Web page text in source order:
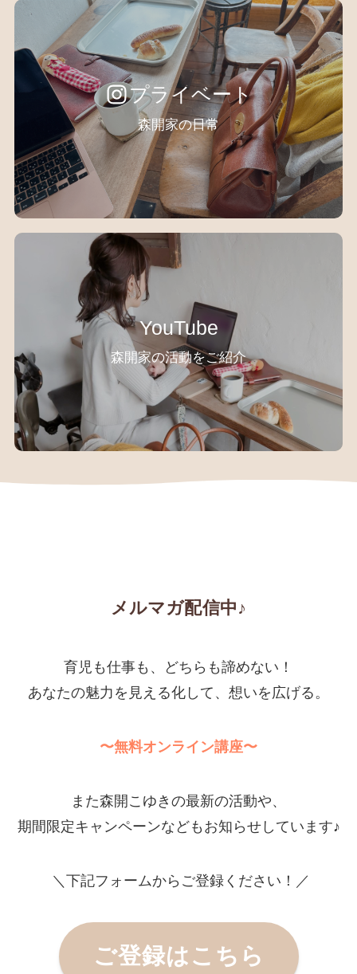
プライベート
森開家の日常
YouTube
森開家の活動をご紹介
メルマガ配信中♪
育児も仕事も、どちらも諦めない！
あなたの魅力を見える化して、想いを広げる。
〜無料オンライン講座〜
また森開こゆきの最新の活動や、
期間限定キャンペーンなどもお知らせしています♪
＼下記フォームからご登録ください！／
ご登録はこちら